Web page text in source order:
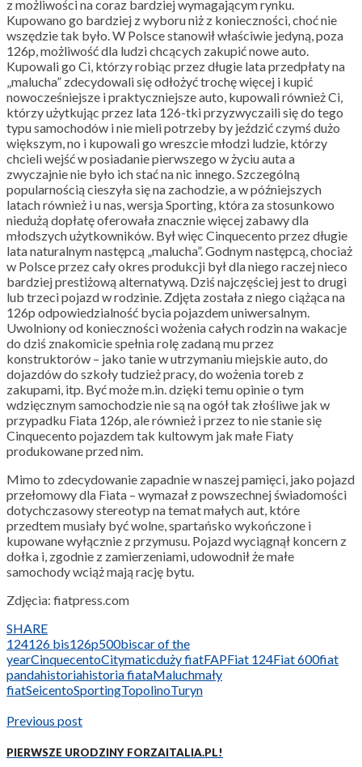
z możliwości na coraz bardziej wymagającym rynku.
Kupowano go bardziej z wyboru niż z konieczności, choć nie
wszędzie tak było. W Polsce stanowił właściwie jedyną, poza
126p, możliwość dla ludzi chcących zakupić nowe auto.
Kupowali go Ci, którzy robiąc przez długie lata przedpłaty na
„malucha” zdecydowali się odłożyć trochę więcej i kupić
nowocześniejsze i praktyczniejsze auto, kupowali również Ci,
którzy użytkując przez lata 126-tki przyzwyczaili się do tego
typu samochodów i nie mieli potrzeby by jeździć czymś dużo
większym, no i kupowali go wreszcie młodzi ludzie, którzy
chcieli wejść w posiadanie pierwszego w życiu auta a
zwyczajnie nie było ich stać na nic innego. Szczególną
popularnością cieszyła się na zachodzie, a w późniejszych
latach również i u nas, wersja Sporting, która za stosunkowo
niedużą dopłatę oferowała znacznie więcej zabawy dla
młodszych użytkowników. Był więc Cinquecento przez długie
lata naturalnym następcą „malucha”. Godnym następcą, chociaż
w Polsce przez cały okres produkcji był dla niego raczej nieco
bardziej prestiżową alternatywą. Dziś najczęściej jest to drugi
lub trzeci pojazd w rodzinie. Zdjęta została z niego ciążąca na
126p odpowiedzialność bycia pojazdem uniwersalnym.
Uwolniony od konieczności wożenia całych rodzin na wakacje
do dziś znakomicie spełnia rolę zadaną mu przez
konstruktorów – jako tanie w utrzymaniu miejskie auto, do
dojazdów do szkoły tudzież pracy, do wożenia toreb z
zakupami, itp. Być może m.in. dzięki temu opinie o tym
wdzięcznym samochodzie nie są na ogół tak złośliwe jak w
przypadku Fiata 126p, ale również i przez to nie stanie się
Cinquecento pojazdem tak kultowym jak małe Fiaty
produkowane przed nim.
Mimo to zdecydowanie zapadnie w naszej pamięci, jako pojazd
przełomowy dla Fiata – wymazał z powszechnej świadomości
dotychczasowy stereotyp na temat małych aut, które
przedtem musiały być wolne, spartańsko wykończone i
kupowane wyłącznie z przymusu. Pojazd wyciągnął koncern z
dołka i, zgodnie z zamierzeniami, udowodnił że małe
samochody wciąż mają rację bytu.
Zdjęcia: fiatpress.com
SHARE
124126 bis126p500biscar of the
yearCinquecentoCitymaticduży fiatFAPFiat 124Fiat 600fiat
pandahistoriahistoria fiataMaluchmały
fiatSeicentoSportingTopolinoTuryn
Previous post
PIERWSZE URODZINY FORZAITALIA.PL!